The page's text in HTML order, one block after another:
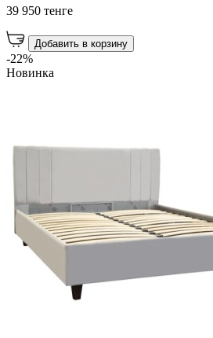
39 950 тенге
Добавить в корзину
-22%
Новинка